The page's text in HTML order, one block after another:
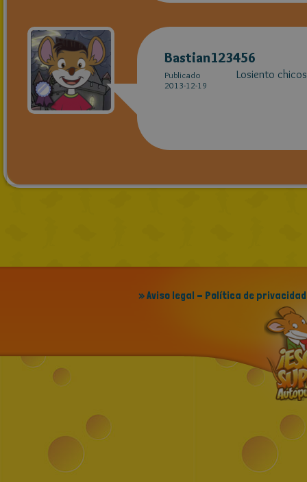
Bastian123456
Publicado
2013-12-19
Losiento
» Aviso legal - Política de privacidad